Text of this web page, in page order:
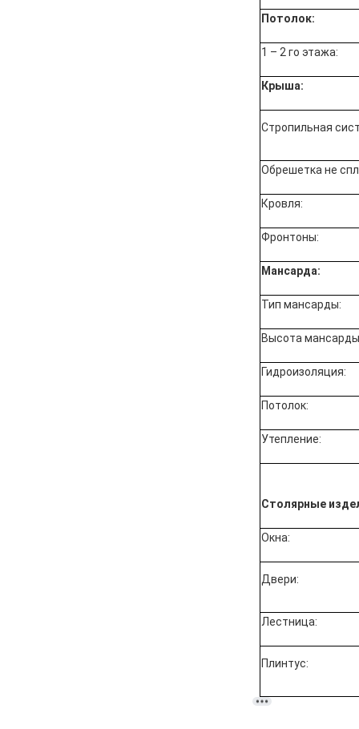
Потолок:
1 – 2 го этажа:
Крыша:
Стропильная
Обрешетка не
Кровля:
Фронтоны:
Мансарда:
Тип мансарды:
Высота
Гидроизоляция:
Потолок:
Утепление:
Столярные
Окна:
Двери:
Лестница:
Плинтус: